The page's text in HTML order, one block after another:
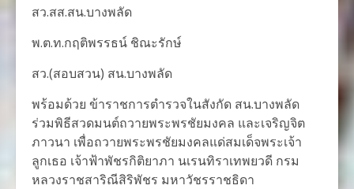
สว.สส.สน.บางพลัด
พ.ต.ท.กฤติพรรธน์ ชิณะรักษ์
สว.(สอบสวน) สน.บางพลัด
พร้อมด้วย ข้าราชการตำรวจในสังกัด สน.บางพลัด
ร่วมพิธีสวดมนต์ถวายพระพรชัยมงคล และเจริญจิต
ภาวนา เพื่อถวายพระพรชัยมงคลแด่สมเด็จพระเจ้า
ลูกเธอ เจ้าฟ้าพัชรกิติยาภา นเรนทิราเทพยวดี กรม
หลวงราชสาริณีสิริพัชร มหาวัชรราชธิดา